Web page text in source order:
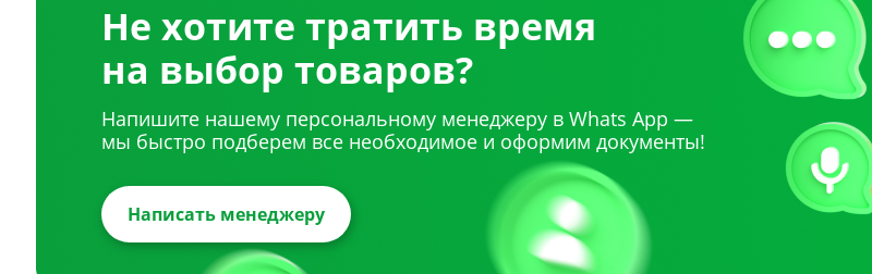
Не хотите тратить время
на выбор товаров?
Напишите нашему персональному менеджеру в Whats App —
мы быстро подберем все необходимое и оформим документы!
Написать менеджеру